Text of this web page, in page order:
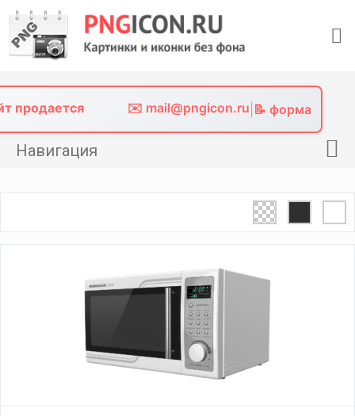
content
продается ✉️ mail@pngicon.ru 📝 форма
Навигация